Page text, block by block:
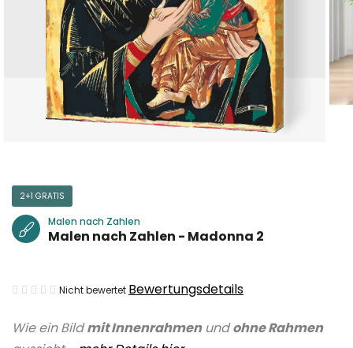
Wie ein Bildmit Innenrahmenundohne Rahmen
2+1 GRATIS
Malen nach Zahlen
Malen nach Zahlen - Madonna 2
Die
Produktbewertung
Nicht bewertet Bewertungsdetails